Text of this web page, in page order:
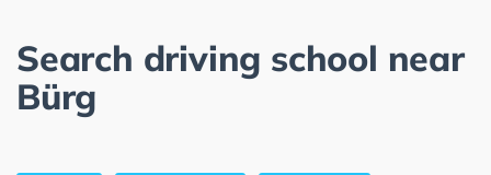
Search driving school near
Bürg